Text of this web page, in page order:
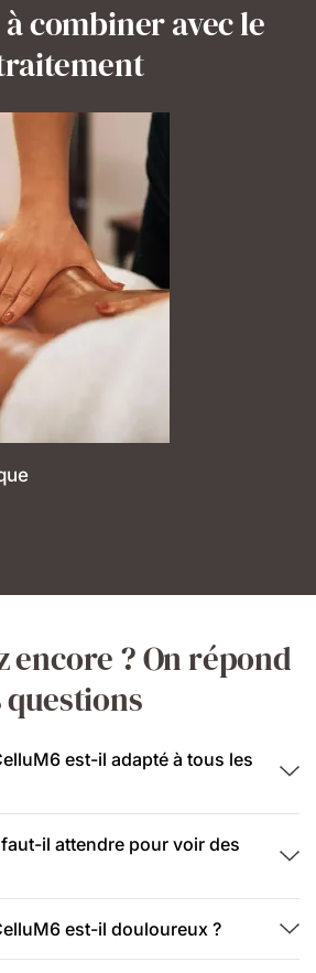
combiner avec le
encore ? On répond
questions
est-il adapté à tous les
il attendre pour voir des
est-il douloureux ?